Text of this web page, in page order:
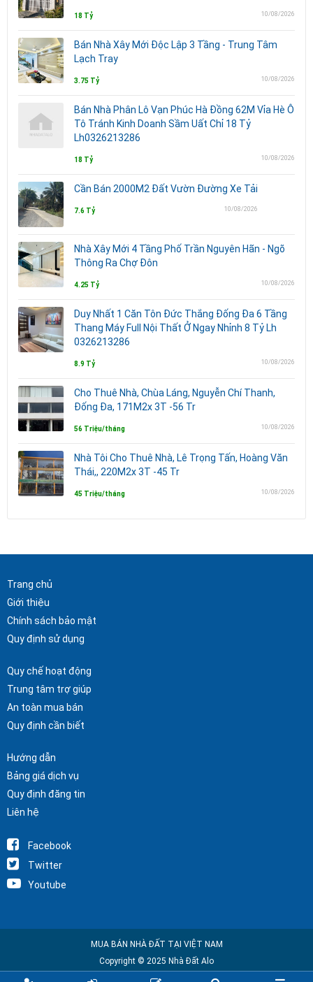
18 Tỷ 10/08/2026
Bán Nhà Xây Mới Độc Lập 3 Tầng - Trung Tâm
Lạch Tray
3.75 Tỷ 10/08/2026
Bán Nhà Phân Lô Vạn Phúc Hà Đồng 62M Vỉa Hè Ô
Tô Tránh Kinh Doanh Sầm Uất Chỉ 18 Tỷ
Lh0326213286
18 Tỷ 10/08/2026
Cần Bán 2000M2 Đất Vườn Đường Xe Tải
7.6 Tỷ 10/08/2026
Nhà Xây Mới 4 Tầng Phố Trần Nguyên Hãn - Ngõ
Thông Ra Chợ Đôn
4.25 Tỷ 10/08/2026
Duy Nhất 1 Căn Tôn Đức Thắng Đống Đa 6 Tầng
Thang Máy Full Nội Thất Ở Ngay Nhỉnh 8 Tỷ Lh
0326213286
8.9 Tỷ 10/08/2026
Cho Thuê Nhà, Chùa Láng, Nguyễn Chí Thanh,
Đống Đa, 171M2x 3T -56 Tr
56 Triệu/tháng 10/08/2026
Nhà Tôi Cho Thuê Nhà, Lê Trọng Tấn, Hoàng Văn
Thái,, 220M2x 3T -45 Tr
45 Triệu/tháng 10/08/2026
Trang chủ
Giới thiệu
Chính sách bảo mật
Quy định sử dụng
Quy chế hoạt động
Trung tâm trợ giúp
An toàn mua bán
Quy định cần biết
Hướng dẫn
Bảng giá dịch vụ
Quy định đăng tin
Liên hệ
Facebook
Twitter
Youtube
MUA BÁN NHÀ ĐẤT TẠI VIỆT NAM
Copyright © 2025 Nhà Đất Alo